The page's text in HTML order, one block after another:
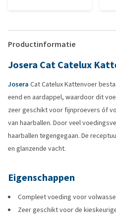
Productinformatie
Josera Cat Catelux
Josera Cat Catelux Kattenvoer
eend en aardappel, waardoor dit
zeer geschikt voor fijnproevers óf
van haarballen. Door veel
haarballen tegengegaan. De
en glanzende vacht.
Eigenschappen
Compleet voeding voor
Zeer geschikt voor de